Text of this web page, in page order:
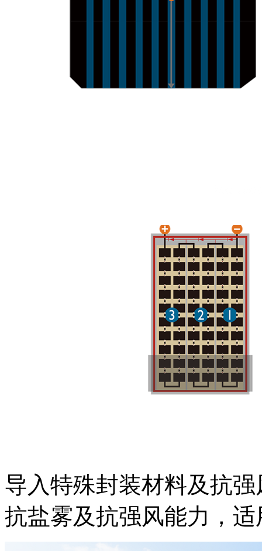
导入特殊封装材料及抗
抗盐雾及抗强风能力，